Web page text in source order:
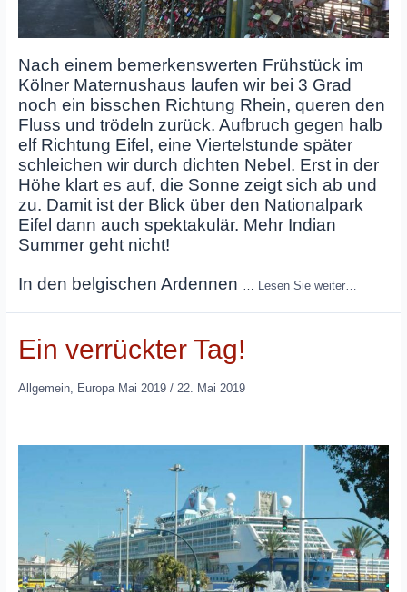
Nach einem bemerkenswerten Frühstück im
Kölner Maternushaus laufen wir bei 3 Grad
noch ein bisschen Richtung Rhein, queren den
Fluss und trödeln zurück. Aufbruch gegen halb
elf Richtung Eifel, eine Viertelstunde später
schleichen wir durch dichten Nebel. Erst in der
Höhe klart es auf, die Sonne zeigt sich ab und
zu. Damit ist der Blick über den Nationalpark
Eifel dann auch spektakulär. Mehr Indian
Summer geht nicht!
In den belgischen Ardennen Lesen Sie weiter…
Ein verrückter Tag!
Allgemein, Europa Mai 2019/ 22. Mai 2019